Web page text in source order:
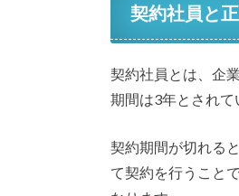
契約社員と
契約社員とは、企
期間は3年とされて
契約期間が切れる
て契約を行うこと